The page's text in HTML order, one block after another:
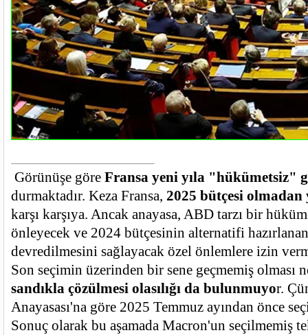
Görünüşe göre Fransa yeni yıla "hükümetsiz"
durmaktadır. Keza Fransa, 2025 bütçesi olmadan
karşı karşıya. Ancak anayasa, ABD tarzı bir
önleyecek ve 2024 bütçesinin alternatifi
devredilmesini sağlayacak özel önlemlere izin
Son seçimin üzerinden bir sene geçmemiş olması
sandıkla çözülmesi olasılığı da bulunmuyor.
Anayasası'na göre 2025 Temmuz ayından önce
Sonuç olarak bu aşamada Macron'un seçilmemiş